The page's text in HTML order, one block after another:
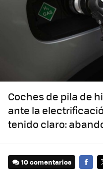
Coches de pila de
ante la
tenido claro:
10 comentarios